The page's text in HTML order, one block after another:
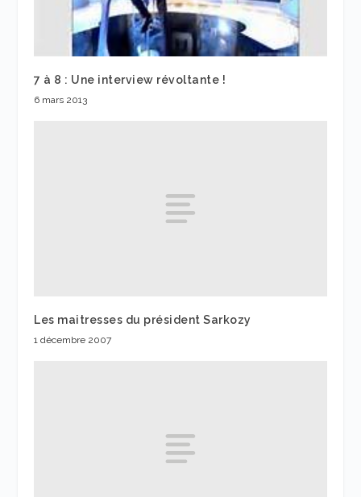
7 à 8 : Une interview révoltante !
6 mars 2013
Les maitresses du président Sarkozy
1 décembre 2007